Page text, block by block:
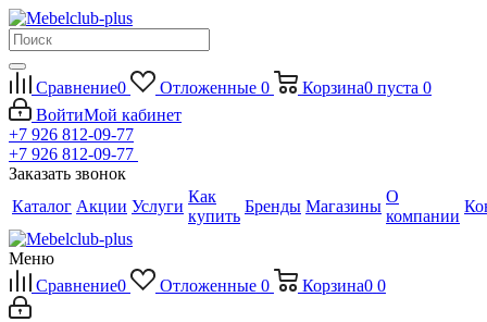
Сравнение0 Отложенные 0 Корзина0 пуста 0
ВойтиМой кабинет
+7 926 812-09-77
+7 926 812-09-77
Заказать звонок
Каталог Акции Услуги
Как
купить
Бренды Магазины
О
компании
Меню
Сравнение0 Отложенные 0 Корзина0 0